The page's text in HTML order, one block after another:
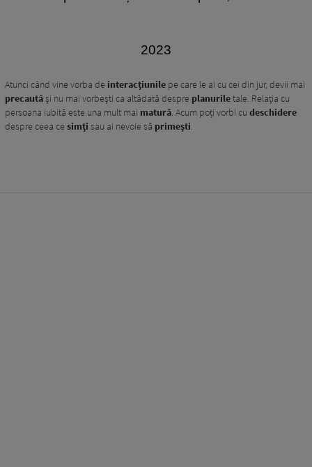
2023
Atunci când vine vorba de interacțiunile pe care le ai cu cei din jur, devii mai
precautăși nu mai vorbești ca altădată despre planuriletale. Relația cu
persoana iubită este una mult mai matură. Acum poți vorbi cu deschidere
despre ceea ce simți sau ai nevoie să primești.